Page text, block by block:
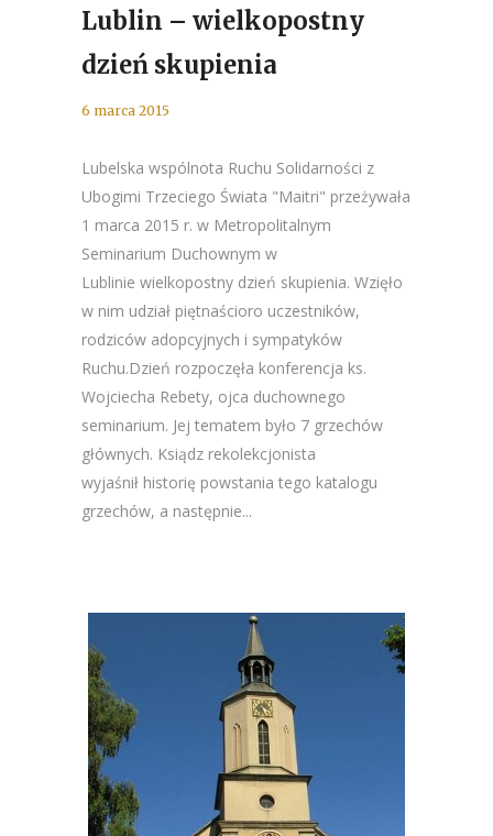
Lublin – wielkopostny
dzień skupienia
6 marca 2015
Lubelska wspólnota Ruchu Solidarności z
Ubogimi Trzeciego Świata "Maitri" przeżywała
1 marca 2015 r. w Metropolitalnym
Seminarium Duchownym w
Lublinie wielkopostny dzień skupienia. Wzięło
w nim udział piętnaścioro uczestników,
rodziców adopcyjnych i sympatyków
Ruchu.Dzień rozpoczęła konferencja ks.
Wojciecha Rebety, ojca duchownego
seminarium. Jej tematem było 7 grzechów
głównych. Ksiądz rekolekcjonista
wyjaśnił historię powstania tego katalogu
grzechów, a następnie...